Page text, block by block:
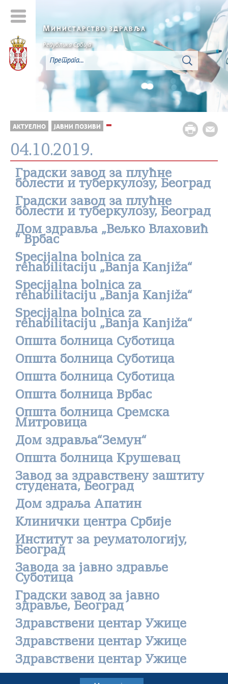
МИНИСТАРСТВО ЗДРАВЉА
Република Србија
АКТУЕЛНО ЈАВНИ ПОЗИВИ
04.10.2019.
Градски завод за плућне
болести и туберкулозу, Београд
Градски завод за плућне
болести и туберкулозу, Београд
Дом здравља „Вељко Влаховић
“ Врбас
Specijalna bolnica za
rehabilitaciju „Banja Kanjiža“
Specijalna bolnica za
rehabilitaciju „Banja Kanjiža“
Specijalna bolnica za
rehabilitaciju „Banja Kanjiža“
Општа болница Суботица
Општа болница Суботица
Општа болница Суботица
Општа болница Врбас
Општа болница Сремска
Митровица
Дом здравља“Земун“
Општа болница Крушевац
Завод за здравствену заштиту
студената, Београд
Дом здраља Апатин
Клинички центра Србије
Институт за реуматологију,
Београд
Завода за јавно здравље
Суботица
Градски завод за јавно
здравље, Београд
Здравствени центар Ужице
Здравствени центар Ужице
Здравствени центар Ужице